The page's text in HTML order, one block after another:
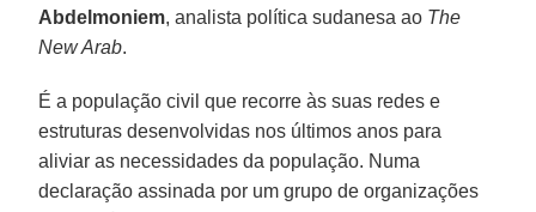
Abdelmoniem, analista política sudanesa ao The
New Arab.
É a população civil que recorre às suas redes e
estruturas desenvolvidas nos últimos anos para
aliviar as necessidades da população. Numa
declaração assinada por um grupo de organizações